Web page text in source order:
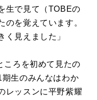
生で見て（TOBEの
のを覚えています。
く見えました」
ころを初めて見たの
期生のみんなはわか
レッスンに平野紫耀